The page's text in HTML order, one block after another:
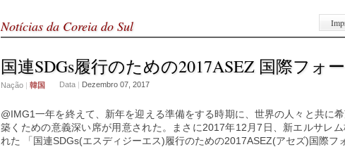
Notícias da Coreia do Sul
国連SDGs履行のための2017ASEZ 国際フォ
Nação | 韓国 Data | Dezembro 07, 2017
@IMG1一年を終えて、新年を迎える準備をする時期に、世界の人々と共に
築くための意義深い席が用意された。まさに2017年12月7日、新エルサレ
れた 「国連SDGs(エスディジーエス)履行のための2017ASEZ(アセズ)国際フ